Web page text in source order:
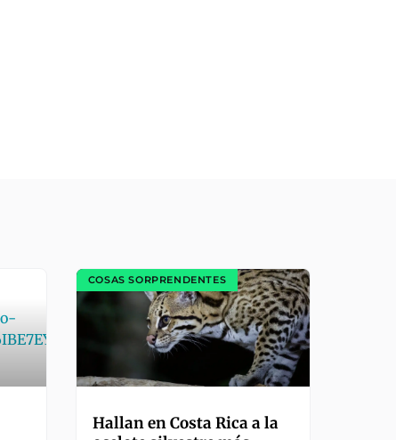
COSAS SORPRENDENTES
Hallan en Costa Rica a la